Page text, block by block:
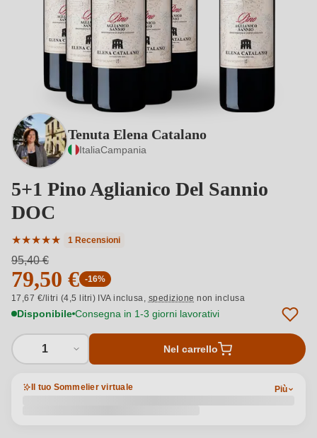
Tenuta Elena Catalano
ItaliaCampania
5+1 Pino Aglianico Del Sannio
DOC
★★★★★
Valutazione media di 5 su 5 stelle
1 Recensioni
95,40 €
79,50 € -16%
17,67 €/litri (4,5 litri) IVA inclusa, spedizione non inclusa
Disponibile Consegna in 1-3 giorni lavorativi
1 Nel carrello
Il tuo Sommelier virtuale Più